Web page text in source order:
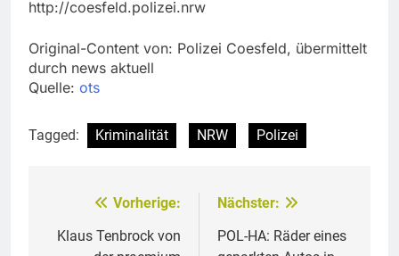
http://coesfeld.polizei.nrw
Original-Content von: Polizei Coesfeld, übermittelt
durch news aktuell
Quelle: ots
Tagged: Kriminalität NRW Polizei
Beitragsnavigation
Vorherige:
Klaus Tenbrock von
Nächster:
POL-HA: Räder eines